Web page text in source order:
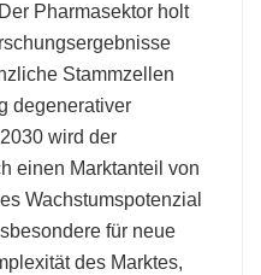
Pharmasektor holt
Stammzellen
degenerativer
wird der
einen Marktanteil von
Wachstumspotenzial
für neue
des Marktes,